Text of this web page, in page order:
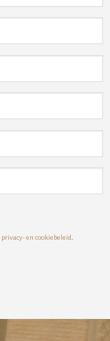
privacy- en cookiebeleid